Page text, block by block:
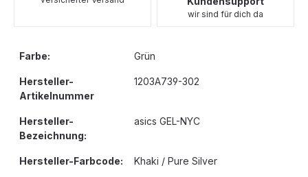
wir sind für dich da
Farbe: Grün
Hersteller-
Artikelnummer
1203A739-302
Hersteller-
Bezeichnung:
asics GEL-NYC
Hersteller-Farbcode: Khaki / Pure Silver